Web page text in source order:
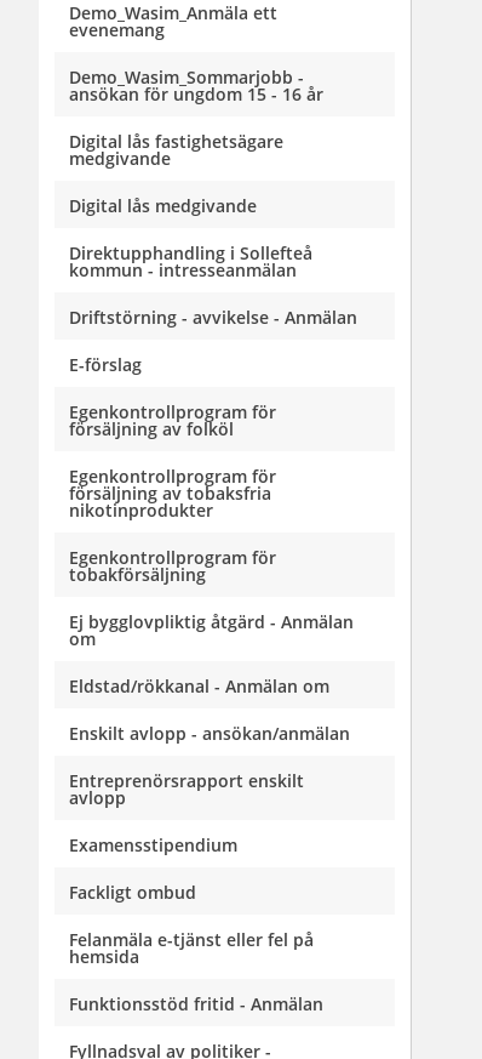
Demo_Wasim_Anmäla ett
evenemang
Demo_Wasim_Sommarjobb -
ansökan för ungdom 15 - 16 år
Digital lås fastighetsägare
medgivande
Digital lås medgivande
Direktupphandling i Sollefteå
kommun - intresseanmälan
Driftstörning - avvikelse - Anmälan
E-förslag
Egenkontrollprogram för
försäljning av folköl
Egenkontrollprogram för
försäljning av tobaksfria
nikotinprodukter
Egenkontrollprogram för
tobakförsäljning
Ej bygglovpliktig åtgärd - Anmälan
om
Eldstad/rökkanal - Anmälan om
Enskilt avlopp - ansökan/anmälan
Entreprenörsrapport enskilt
avlopp
Examensstipendium
Fackligt ombud
Felanmäla e-tjänst eller fel på
hemsida
Funktionsstöd fritid - Anmälan
Fyllnadsval av politiker -